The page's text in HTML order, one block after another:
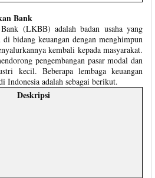
Bank
(LKBB) adalah badan usaha yang
bidang keuangan dengan menghimpun
kembali kepada masyarakat.
pengembangan pasar modal dan
kecil. Beberapa lembaga keuangan
Indonesia adalah sebagai berikut.
Deskripsi